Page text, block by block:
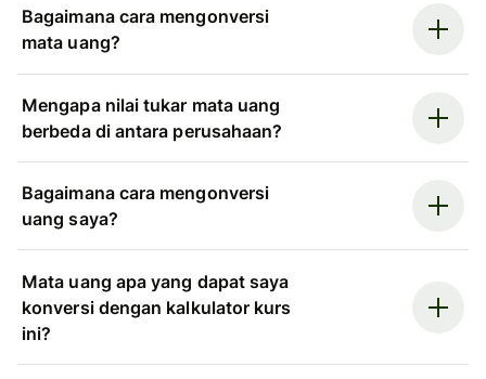
Bagaimana cara mengonversi
mata uang?
Mengapa nilai tukar mata uang
berbeda di antara perusahaan?
Bagaimana cara mengonversi
uang saya?
Mata uang apa yang dapat saya
konversi dengan kalkulator kurs
ini?